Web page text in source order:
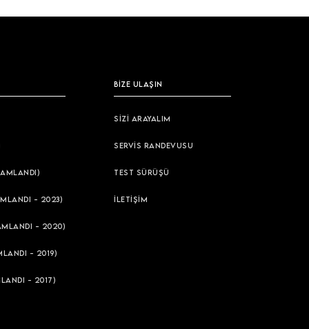
- 2023)
- 2020)
- 2019)
- 2017)
BİZE ULAŞIN
SİZİ ARAYALIM
SERVİS RANDEVUSU
TEST SÜRÜŞÜ
İLETİŞİM